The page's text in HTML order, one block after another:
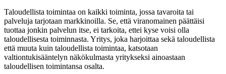
Taloudellista toimintaa on kaikki toiminta, jossa tavaroita tai
palveluja tarjotaan markkinoilla. Se, että viranomainen päättäisi
tuottaa jonkin palvelun itse, ei tarkoita, ettei kyse voisi olla
taloudellisesta toiminnasta. Yritys, joka harjoittaa sekä taloudellista
että muuta kuin taloudellista toimintaa, katsotaan
valtiontukisääntelyn näkökulmasta yritykseksi ainoastaan
taloudellisen toimintansa osalta.